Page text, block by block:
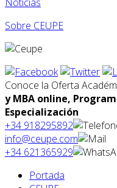
Sobre CEUPE
Conoce la Oferta
y MBA online,
Especialización
+34 918295892
info@ceupe.com
+34 621365929
Portada